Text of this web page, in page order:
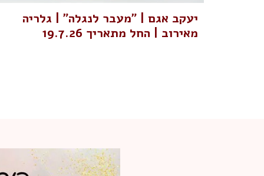
יעקב אגם | "מעבר לנגלה" | גלריה
מאירוב | החל מתאריך 19.7.26